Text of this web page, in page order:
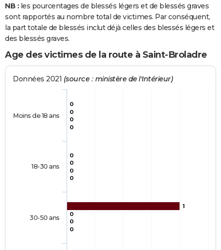
NB : les pourcentages de blessés légers et de blessés graves
sont rapportés au nombre total de victimes. Par conséquent,
la part totale de blessés inclut déjà celles des blessés légers et
des blessés graves.
Age des victimes de la route à Saint-Broladre
Données 2021 (source : ministère de l'Intérieur)
0
0
1
0
0
0
0
0
0
0
0
0
Moins de 18 ans
18-30 ans
30-50 ans